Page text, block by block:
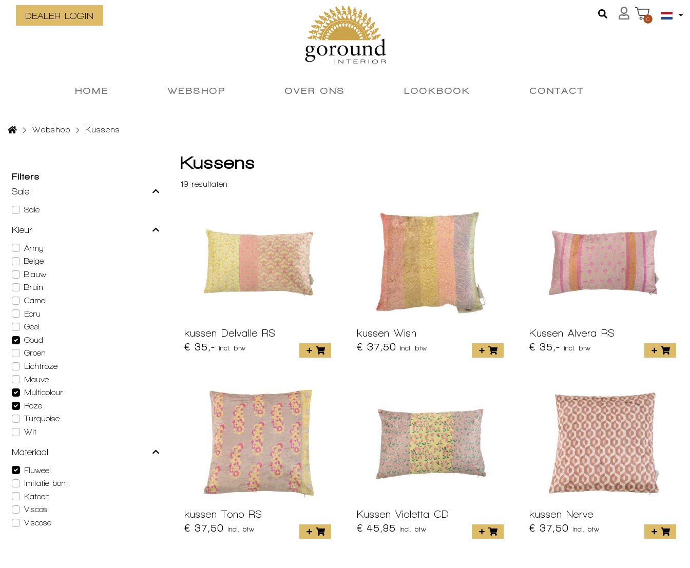
DEALER LOGIN 0
HOME WEBSHOP OVER ONS LOOKBOOK CONTACT
Webshop Kussens
Filters
Sale
Sale
Kleur
Army
Beige
Blauw
Bruin
Camel
Ecru
Geel
Goud
Groen
Lichtroze
Mauve
Multicolour
Roze
Turquoise
Wit
Materiaal
Fluweel
Imitatie bont
Katoen
Viscos
Viscose
Kussens
19 resultaten
kussen Delvalle RS
€ 35,-
incl. btw
kussen Wish
€ 37,50
incl. btw
Kussen Alvera RS
€ 35,-
incl. btw
kussen Tono RS
€ 37,50
incl. btw
Kussen Violetta CD
€ 45,95
incl. btw
kussen Nerve
€ 37,50
incl. btw